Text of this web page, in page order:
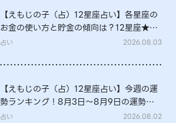
【えもじの子（占）12星座占い】各星座の
お金の使い方と貯金の傾向は？12星座★徹
底解説
占い 2026.08.03
【えもじの子（占）12星座占い】今週の運
勢ランキング！8月3日～8月9日の運勢
は？
占い 2026.08.02